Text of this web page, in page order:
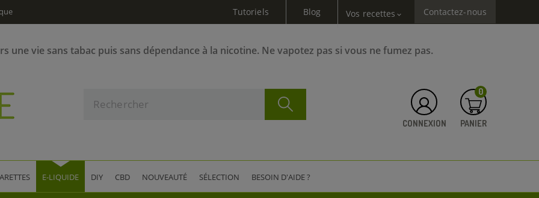
Tutoriels Blog Vos recettes expand_more Contactez-nous
une vie sans tabac puis sans dépendance à la nicotine. Ne vapotez pas si vous ne fumez pas.
CONNEXION PANIER
0
E-LIQUIDE DIY CBD NOUVEAUTÉ SÉLECTION BESOIN D'AIDE ?